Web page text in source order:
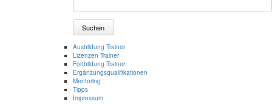
Suchen
Ausbildung Trainer
Lizenzen Trainer
Fortbildung Trainer
Ergänzungsqualifikationen
Mentoring
Tipps
Impressum